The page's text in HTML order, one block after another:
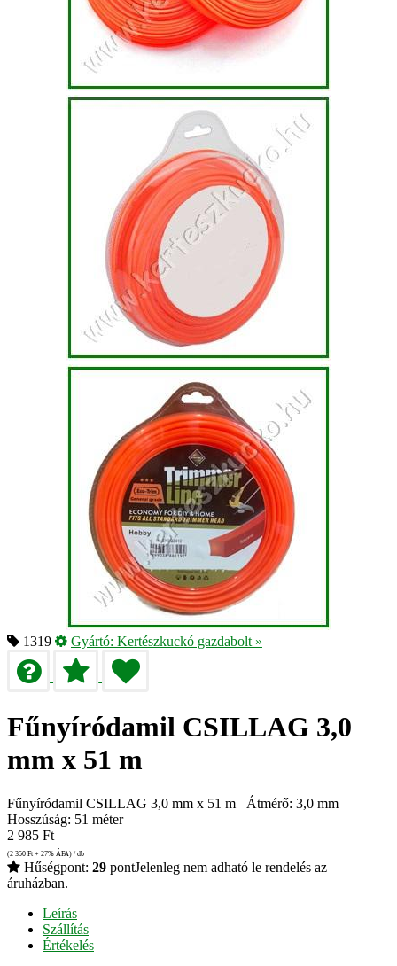
1319 Gyártó: Kertészkuckó gazdabolt »
Fűnyíródamil CSILLAG 3,0
mm x 51 m
Fűnyíródamil CSILLAG 3,0 mm x 51 m Átmérő: 3,0 mm
Hosszúság: 51 méter
2 985 Ft
(2 350 Ft + 27% ÁFA) / db
Hűségpont: 29 pontJelenleg nem adható le rendelés az
áruházban.
Leírás
Szállítás
Értékelés